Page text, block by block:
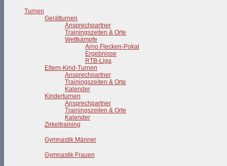
Turnen
Gerätturnen
Ansprechpartner
Trainingszeiten & Orte
Wettkämpfe
Arno Flecken-Pokal
Ergebnisse
RTB-Liga
Eltern-Kind-Turnen
Ansprechpartner
Trainingszeiten & Orte
Kalender
Kinderturnen
Ansprechpartner
Trainingszeiten & Orte
Kalender
Zirkeltraining
Gymnastik Männer
Gymnastik Frauen